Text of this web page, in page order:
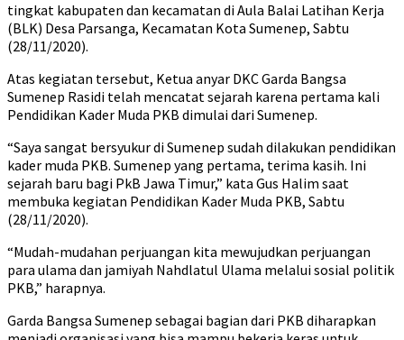
tingkat kabupaten dan kecamatan di Aula Balai Latihan Kerja
(BLK) Desa Parsanga, Kecamatan Kota Sumenep, Sabtu
(28/11/2020).
Atas kegiatan tersebut, Ketua anyar DKC Garda Bangsa
Sumenep Rasidi telah mencatat sejarah karena pertama kali
Pendidikan Kader Muda PKB dimulai dari Sumenep.
“Saya sangat bersyukur di Sumenep sudah dilakukan pendidikan
kader muda PKB. Sumenep yang pertama, terima kasih. Ini
sejarah baru bagi PkB Jawa Timur,” kata Gus Halim saat
membuka kegiatan Pendidikan Kader Muda PKB, Sabtu
(28/11/2020).
“Mudah-mudahan perjuangan kita mewujudkan perjuangan
para ulama dan jamiyah Nahdlatul Ulama melalui sosial politik
PKB,” harapnya.
Garda Bangsa Sumenep sebagai bagian dari PKB diharapkan